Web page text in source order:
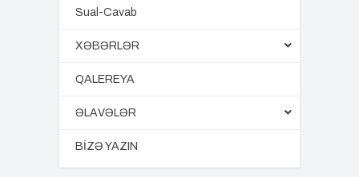
Sual-Cavab
XƏBƏRLƏR
QALEREYA
ƏLAVƏLƏR
BİZƏ YAZIN